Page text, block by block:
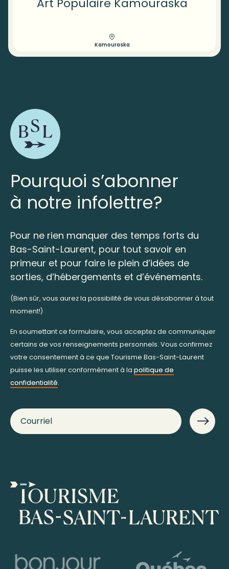
Kamouraska
Pourquoi s’abonner
à notre infolettre?
Pour ne rien manquer des temps forts du
Bas-Saint-Laurent, pour tout savoir en
primeur et pour faire le plein d’idées de
sorties, d’hébergements et d’événements.
(Bien sûr, vous aurez la possibilité de vous désabonner à tout
moment!)
En soumettant ce formulaire, vous acceptez de communiquer
certains de vos renseignements personnels. Vous confirmez
votre consentement à ce que Tourisme Bas-Saint-Laurent
puisse les utiliser conformément à la politique de
confidentialité.